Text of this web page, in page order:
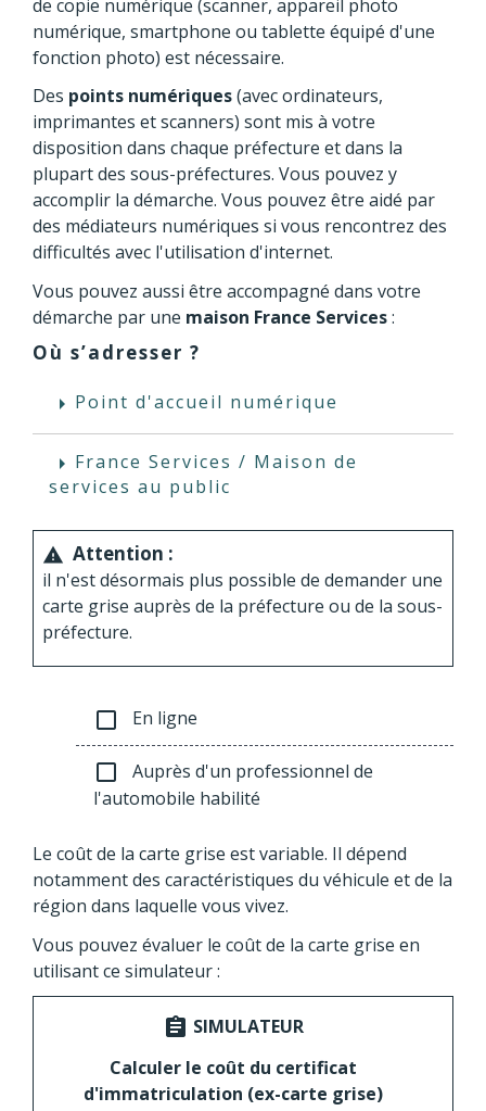
de copie numérique (scanner, appareil photo
numérique, smartphone ou tablette équipé d'une
fonction photo) est nécessaire.
Des points numériques(avec ordinateurs,
imprimantes et scanners) sont mis à votre
disposition dans chaque préfecture et dans la
plupart des sous-préfectures. Vous pouvez y
accomplir la démarche. Vous pouvez être aidé par
des médiateurs numériques si vous rencontrez des
difficultés avec l'utilisation d'internet.
Vous pouvez aussi être accompagné dans votre
démarche par une maison France Services:
Où s’adresser ?
arrow_right Point d'accueil numérique
arrow_right France Services / Maison de
services au public
warning Attention :
il n'est désormais plus possible de demander une
carte grise auprès de la préfecture ou de la sous-
préfecture.
check_box_outline_blank En ligne
check_box_outline_blank
Auprès d'un professionnel de
l'automobile habilité
Le coût de la carte grise est variable. Il dépend
notamment des caractéristiques du véhicule et de la
région dans laquelle vous vivez.
Vous pouvez évaluer le coût de la carte grise en
utilisant ce simulateur :
assignment SIMULATEUR
Calculer le coût du certificat
d'immatriculation (ex-carte grise)